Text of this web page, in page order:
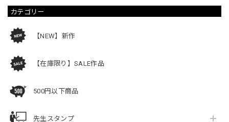
カテゴリー
【NEW】新作
【在庫限り】SALE作品
500円以下商品
先生スタンプ